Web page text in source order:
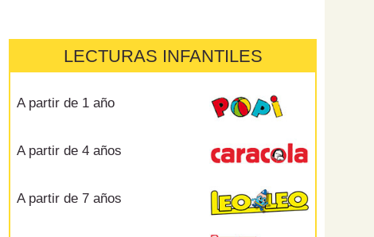
LECTURAS INFANTILES
A partir de 1 año
A partir de 4 años
A partir de 7 años